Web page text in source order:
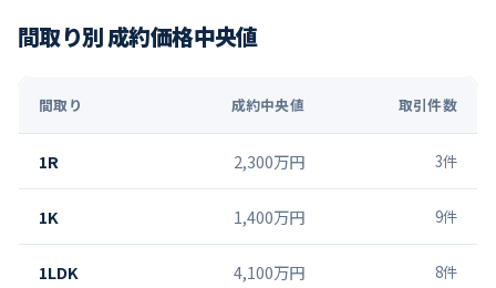
間取り別 成約価格中央値
間取り 成約中央値 取引件数
1R 2,300万円 3件
1K 1,400万円 9件
1LDK 4,100万円 8件